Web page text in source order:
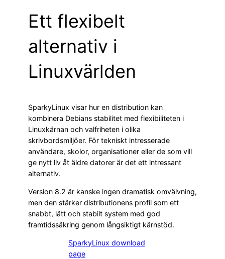
Ett flexibelt
alternativ i
Linuxvärlden
SparkyLinux visar hur en distribution kan
kombinera Debians stabilitet med flexibiliteten i
Linuxkärnan och valfriheten i olika
skrivbordsmiljöer. För tekniskt intresserade
användare, skolor, organisationer eller de som vill
ge nytt liv åt äldre datorer är det ett intressant
alternativ.
Version 8.2 är kanske ingen dramatisk omvälvning,
men den stärker distributionens profil som ett
snabbt, lätt och stabilt system med god
framtidssäkring genom långsiktigt kärnstöd.
SparkyLinux download
page